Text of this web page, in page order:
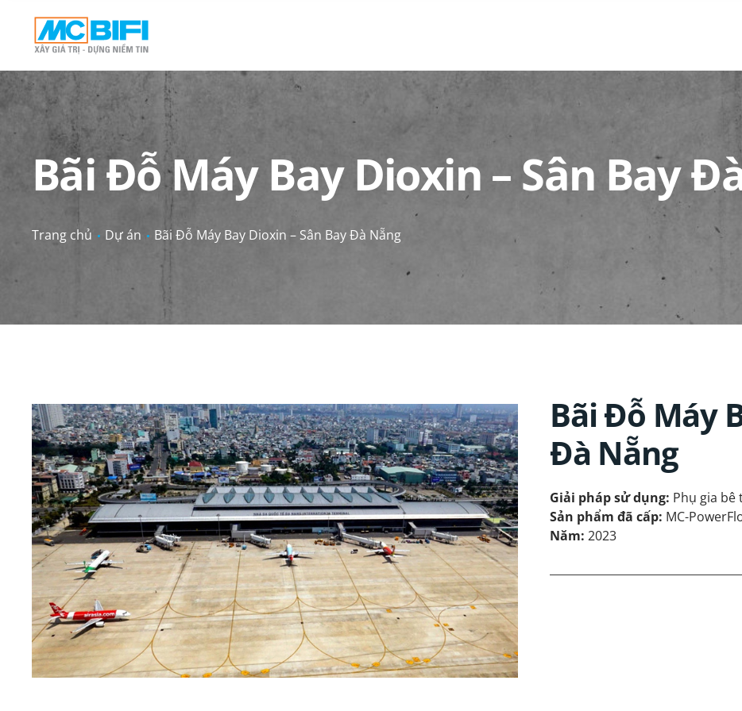
Bãi Đỗ Máy Bay Dioxin – Sân Bay
Trang chủ Dự án Bãi Đỗ Máy Bay Dioxin – Sân Bay Đà Nẵng
Bãi Đỗ Máy
Đà Nẵng
Giải pháp sử dụng: Phụ gia bê
Sản phẩm đã cấp: MC-
Năm: 2023